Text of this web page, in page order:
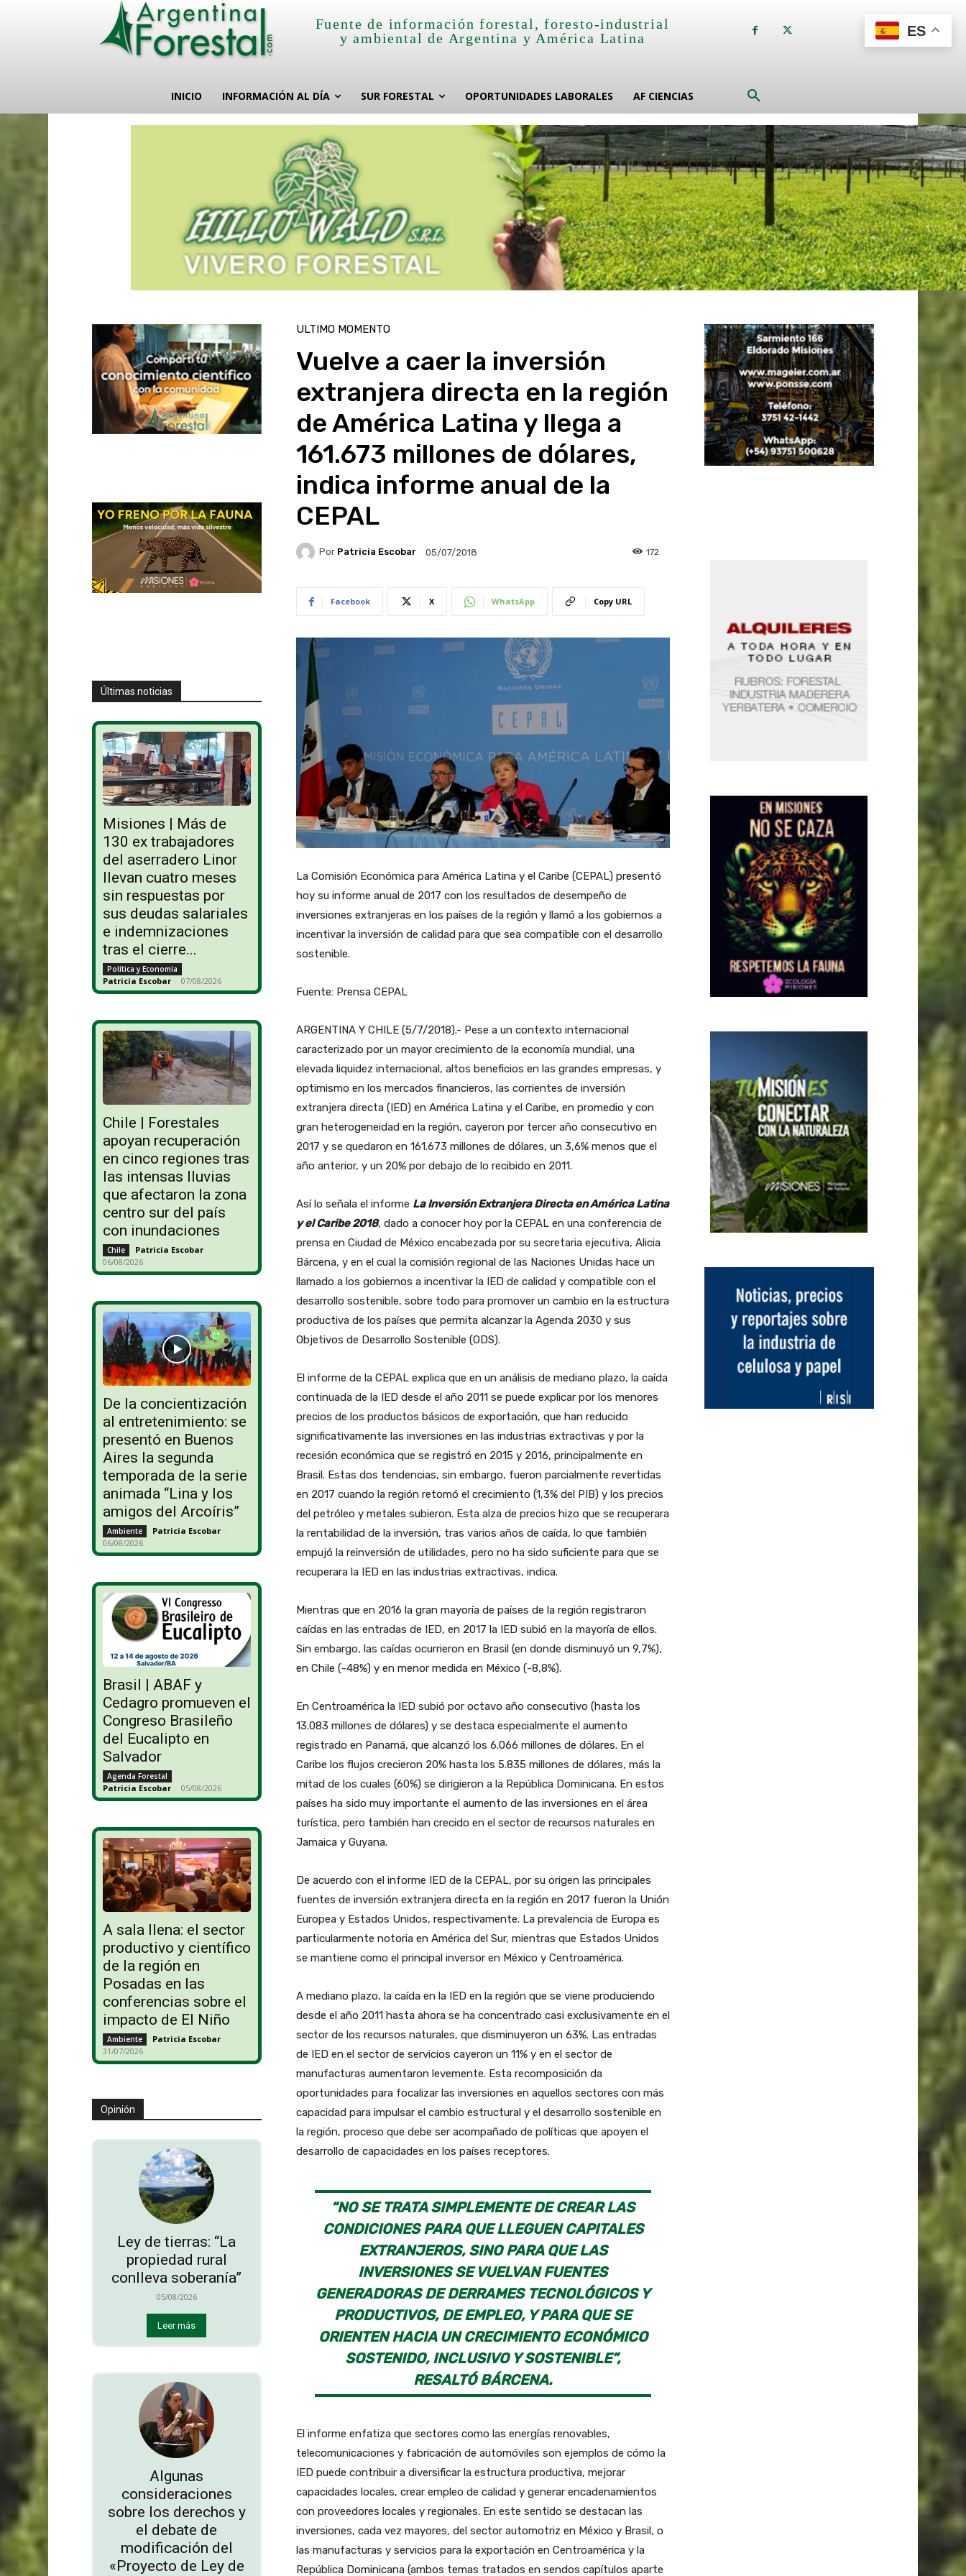
Fuente de información forestal, foresto-industrial
y ambiental de Argentina y América Latina
INICIO INFORMACIÓN AL DÍA SUR FORESTAL OPORTUNIDADES LABORALES AF CIENCIAS
Últimas noticias
Misiones | Más de
130 ex trabajadores
del aserradero Linor
llevan cuatro meses
sin respuestas por
sus deudas salariales
e indemnizaciones
tras el cierre...
Política y Economía
Patricia Escobar - 07/08/2026
Chile | Forestales
apoyan recuperación
en cinco regiones tras
las intensas lluvias
que afectaron la zona
centro sur del país
con inundaciones
Chile Patricia Escobar -
06/08/2026
De la concientización
al entretenimiento: se
presentó en Buenos
Aires la segunda
temporada de la serie
animada “Lina y los
amigos del Arcoíris”
Ambiente Patricia Escobar -
06/08/2026
Brasil | ABAF y
Cedagro promueven el
Congreso Brasileño
del Eucalipto en
Salvador
Agenda Forestal
Patricia Escobar - 05/08/2026
A sala llena: el sector
productivo y científico
de la región en
Posadas en las
conferencias sobre el
impacto de El Niño
Ambiente Patricia Escobar -
31/07/2026
Opinión
Ley de tierras: “La
propiedad rural
conlleva soberanía”
05/08/2026
Leer más
Algunas
consideraciones
sobre los derechos y
el debate de
modificación del
«Proyecto de Ley de
ULTIMO MOMENTO
Vuelve a caer la inversión
extranjera directa en la región
de América Latina y llega a
161.673 millones de dólares,
indica informe anual de la
CEPAL
Por Patricia Escobar 05/07/2018 172
Facebook X WhatsApp Copy URL
La Comisión Económica para América Latina y el Caribe (CEPAL) presentó
hoy su informe anual de 2017 con los resultados de desempeño de
inversiones extranjeras en los países de la región y llamó a los gobiernos a
incentivar la inversión de calidad para que sea compatible con el desarrollo
sostenible.
Fuente: Prensa CEPAL
ARGENTINA Y CHILE (5/7/2018).- Pese a un contexto internacional
caracterizado por un mayor crecimiento de la economía mundial, una
elevada liquidez internacional, altos beneficios en las grandes empresas, y
optimismo en los mercados financieros, las corrientes de inversión
extranjera directa (IED) en América Latina y el Caribe, en promedio y con
gran heterogeneidad en la región, cayeron por tercer año consecutivo en
2017 y se quedaron en 161.673 millones de dólares, un 3,6% menos que el
año anterior, y un 20% por debajo de lo recibido en 2011.
Así lo señala el informe La Inversión Extranjera Directa en América Latina
y el Caribe 2018, dado a conocer hoy por la CEPAL en una conferencia de
prensa en Ciudad de México encabezada por su secretaria ejecutiva, Alicia
Bárcena, y en el cual la comisión regional de las Naciones Unidas hace un
llamado a los gobiernos a incentivar la IED de calidad y compatible con el
desarrollo sostenible, sobre todo para promover un cambio en la estructura
productiva de los países que permita alcanzar la Agenda 2030 y sus
Objetivos de Desarrollo Sostenible (ODS).
El informe de la CEPAL explica que en un análisis de mediano plazo, la caída
continuada de la IED desde el año 2011 se puede explicar por los menores
precios de los productos básicos de exportación, que han reducido
significativamente las inversiones en las industrias extractivas y por la
recesión económica que se registró en 2015 y 2016, principalmente en
Brasil. Estas dos tendencias, sin embargo, fueron parcialmente revertidas
en 2017 cuando la región retomó el crecimiento (1,3% del PIB) y los precios
del petróleo y metales subieron. Esta alza de precios hizo que se recuperara
la rentabilidad de la inversión, tras varios años de caída, lo que también
empujó la reinversión de utilidades, pero no ha sido suficiente para que se
recuperara la IED en las industrias extractivas, indica.
Mientras que en 2016 la gran mayoría de países de la región registraron
caídas en las entradas de IED, en 2017 la IED subió en la mayoría de ellos.
Sin embargo, las caídas ocurrieron en Brasil (en donde disminuyó un 9,7%),
en Chile (-48%) y en menor medida en México (-8,8%).
En Centroamérica la IED subió por octavo año consecutivo (hasta los
13.083 millones de dólares) y se destaca especialmente el aumento
registrado en Panamá, que alcanzó los 6.066 millones de dólares. En el
Caribe los flujos crecieron 20% hasta los 5.835 millones de dólares, más la
mitad de los cuales (60%) se dirigieron a la República Dominicana. En estos
países ha sido muy importante el aumento de las inversiones en el área
turística, pero también han crecido en el sector de recursos naturales en
Jamaica y Guyana.
De acuerdo con el informe IED de la CEPAL, por su origen las principales
fuentes de inversión extranjera directa en la región en 2017 fueron la Unión
Europea y Estados Unidos, respectivamente. La prevalencia de Europa es
particularmente notoria en América del Sur, mientras que Estados Unidos
se mantiene como el principal inversor en México y Centroamérica.
A mediano plazo, la caída en la IED en la región que se viene produciendo
desde el año 2011 hasta ahora se ha concentrado casi exclusivamente en el
sector de los recursos naturales, que disminuyeron un 63%. Las entradas
de IED en el sector de servicios cayeron un 11% y en el sector de
manufacturas aumentaron levemente. Esta recomposición da
oportunidades para focalizar las inversiones en aquellos sectores con más
capacidad para impulsar el cambio estructural y el desarrollo sostenible en
la región, proceso que debe ser acompañado de políticas que apoyen el
desarrollo de capacidades en los países receptores.
“NO SE TRATA SIMPLEMENTE DE CREAR LAS
CONDICIONES PARA QUE LLEGUEN CAPITALES
EXTRANJEROS, SINO PARA QUE LAS
INVERSIONES SE VUELVAN FUENTES
GENERADORAS DE DERRAMES TECNOLÓGICOS Y
PRODUCTIVOS, DE EMPLEO, Y PARA QUE SE
ORIENTEN HACIA UN CRECIMIENTO ECONÓMICO
SOSTENIDO, INCLUSIVO Y SOSTENIBLE”,
RESALTÓ BÁRCENA.
El informe enfatiza que sectores como las energías renovables,
telecomunicaciones y fabricación de automóviles son ejemplos de cómo la
IED puede contribuir a diversificar la estructura productiva, mejorar
capacidades locales, crear empleo de calidad y generar encadenamientos
con proveedores locales y regionales. En este sentido se destacan las
inversiones, cada vez mayores, del sector automotriz en México y Brasil, o
las manufacturas y servicios para la exportación en Centroamérica y la
República Dominicana (ambos temas tratados en sendos capítulos aparte
ES